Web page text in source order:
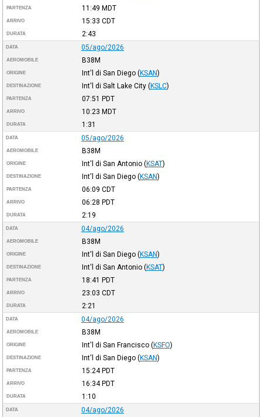
PARTENZA 11:49 MDT
ARRIVO 15:33 CDT
DURATA 2:43
DATA 05/ago/2026
AEROMOBILE B38M
ORIGINE Int'l di San Diego (KSAN)
DESTINAZIONE Int'l di Salt Lake City (KSLC)
PARTENZA 07:51 PDT
ARRIVO 10:23 MDT
DURATA 1:31
DATA 05/ago/2026
AEROMOBILE B38M
ORIGINE Int'l di San Antonio (KSAT)
DESTINAZIONE Int'l di San Diego (KSAN)
PARTENZA 06:09 CDT
ARRIVO 06:28 PDT
DURATA 2:19
DATA 04/ago/2026
AEROMOBILE B38M
ORIGINE Int'l di San Diego (KSAN)
DESTINAZIONE Int'l di San Antonio (KSAT)
PARTENZA 18:41 PDT
ARRIVO 23:03 CDT
DURATA 2:21
DATA 04/ago/2026
AEROMOBILE B38M
ORIGINE Int'l di San Francisco (KSFO)
DESTINAZIONE Int'l di San Diego (KSAN)
PARTENZA 15:24PDT
ARRIVO 16:34PDT
DURATA 1:10
DATA 04/ago/2026